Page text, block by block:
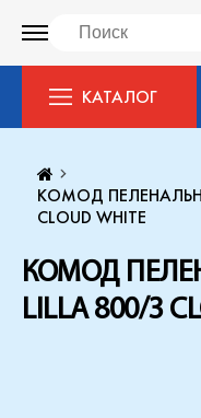
КАТАЛОГ
КОМОД
CLOUD WHITE
КОМОД
LILLA 800/3